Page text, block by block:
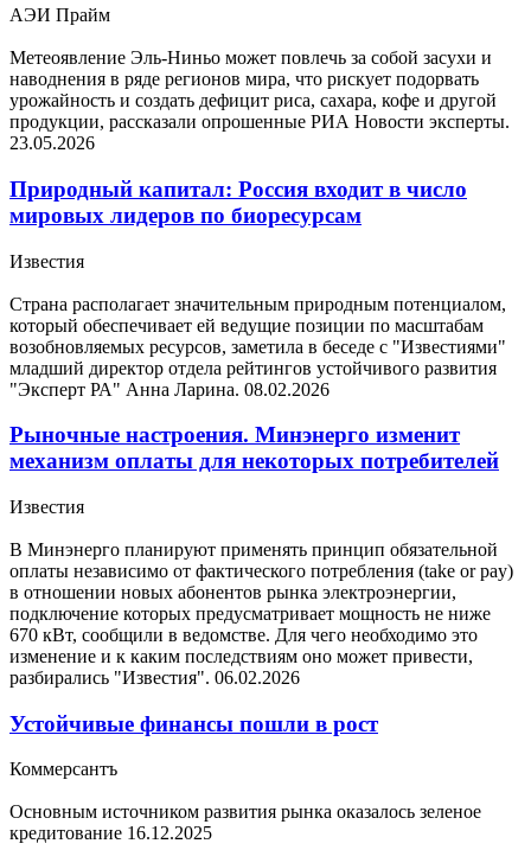
АЭИ Прайм
Метеоявление Эль-Ниньо может повлечь за собой засухи и
наводнения в ряде регионов мира, что рискует подорвать
урожайность и создать дефицит риса, сахара, кофе и другой
продукции, рассказали опрошенные РИА Новости эксперты.
23.05.2026
Природный капитал: Россия входит в число
мировых лидеров по биоресурсам
Известия
Страна располагает значительным природным потенциалом,
который обеспечивает ей ведущие позиции по масштабам
возобновляемых ресурсов, заметила в беседе с "Известиями"
младший директор отдела рейтингов устойчивого развития
"Эксперт РА" Анна Ларина. 08.02.2026
Рыночные настроения. Минэнерго изменит
механизм оплаты для некоторых потребителей
Известия
В Минэнерго планируют применять принцип обязательной
оплаты независимо от фактического потребления (take or pay)
в отношении новых абонентов рынка электроэнергии,
подключение которых предусматривает мощность не ниже
670 кВт, сообщили в ведомстве. Для чего необходимо это
изменение и к каким последствиям оно может привести,
разбирались "Известия". 06.02.2026
Устойчивые финансы пошли в рост
Коммерсантъ
Основным источником развития рынка оказалось зеленое
кредитование 16.12.2025